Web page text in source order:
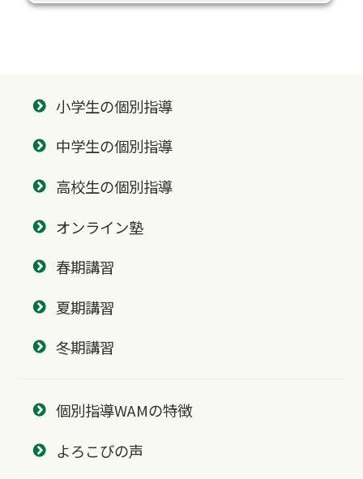
小学生の個別指導
中学生の個別指導
高校生の個別指導
オンライン塾
春期講習
夏期講習
冬期講習
個別指導WAMの特徴
よろこびの声